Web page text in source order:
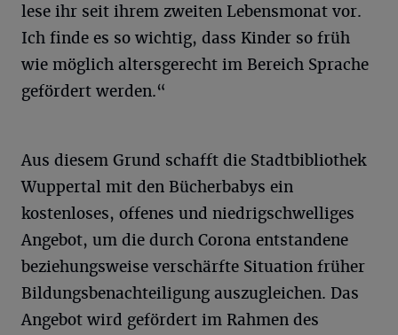
lese ihr seit ihrem zweiten Lebensmonat vor.
Ich finde es so wichtig, dass Kinder so früh
wie möglich altersgerecht im Bereich Sprache
gefördert werden.“
Aus diesem Grund schafft die Stadtbibliothek
Wuppertal mit den Bücherbabys ein
kostenloses, offenes und niedrigschwelliges
Angebot, um die durch Corona entstandene
beziehungsweise verschärfte Situation früher
Bildungsbenachteiligung auszugleichen. Das
Angebot wird gefördert im Rahmen des